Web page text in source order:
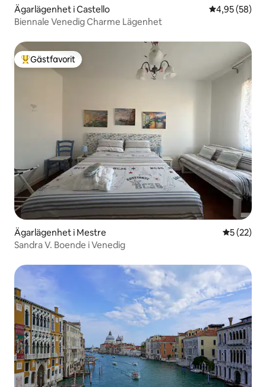
Ägarlägenhet i Castello 4,95 av 5 i
4,95 (58)
Biennale Venedig Charme Lägenhet
Populär gästfavorit
Gästfavorit
Ägarlägenhet i Mestre 5 av 5 i
5 (22)
Sandra V. Boende i Venedig